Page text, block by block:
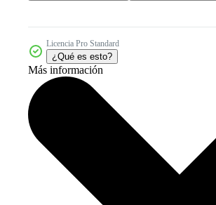
Licencia Pro Standard
¿Qué es esto?
Más información